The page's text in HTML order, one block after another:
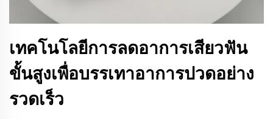
เทคโนโลยีการลดอาการเสียวฟัน
ขั้นสูงเพื่อบรรเทาอาการปวดอย่าง
รวดเร็ว